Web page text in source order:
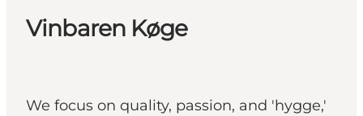
Vinbaren Køge
We focus on quality, passion, and 'hygge,'